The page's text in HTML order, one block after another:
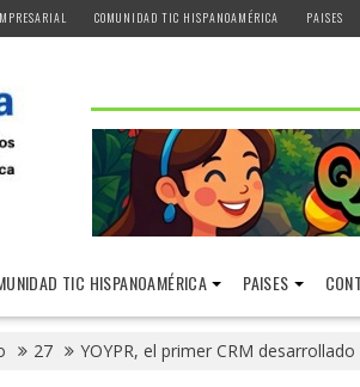
COMUNIDAD TIC HISPANOAMÉRICA PAISES
TIC HISPANOAMÉRICA PAISES
27 YOYPR, el primer CRM